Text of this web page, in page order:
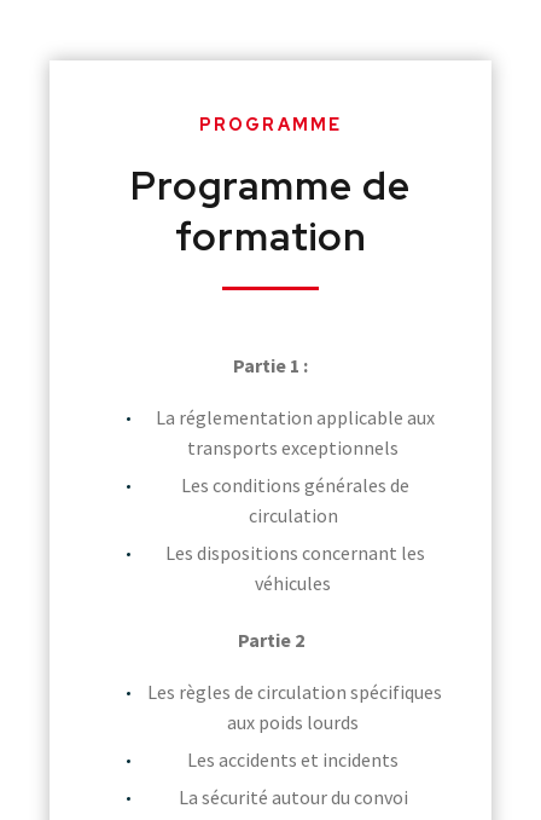
PROGRAMME
Programme de
formation
Partie 1 :
La réglementation applicable aux
transports exceptionnels
Les conditions générales de
circulation
Les dispositions concernant les
véhicules
Partie 2
Les règles de circulation spécifiques
aux poids lourds
Les accidents et incidents
La sécurité autour du convoi